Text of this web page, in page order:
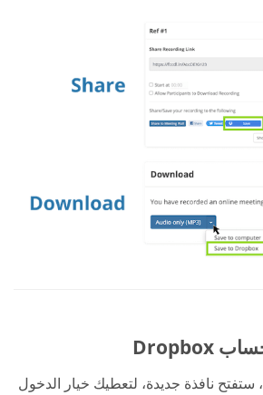
، ستفتح نافذة جديدة، لتعطيك خيار الدخول